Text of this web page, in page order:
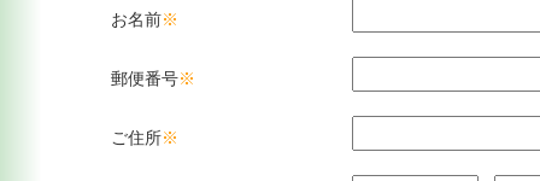
お名前※
郵便番号※
ご住所※